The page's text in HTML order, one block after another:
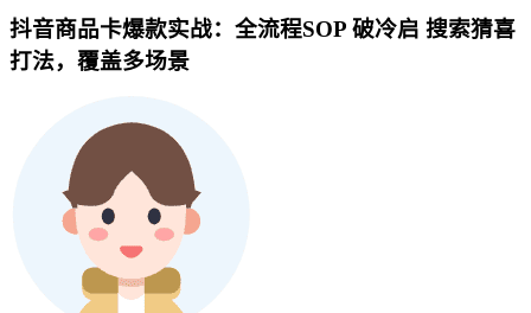
抖音商品卡爆款实战：全流程SOP 破冷启 搜索猜喜
打法，覆盖多场景